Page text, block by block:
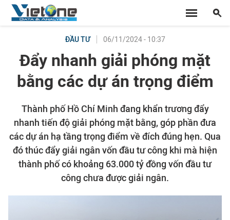
ĐẦU TƯ 06/11/2024 - 10:37
Đẩy nhanh giải phóng mặt
bằng các dự án trọng điểm
Thành phố Hồ Chí Minh đang khẩn trương đẩy
nhanh tiến độ giải phóng mặt bằng, góp phần đưa
các dự án hạ tầng trọng điểm về đích đúng hẹn. Qua
đó thúc đẩy giải ngân vốn đầu tư công khi mà hiện
thành phố có khoảng 63.000 tỷ đồng vốn đầu tư
công chưa được giải ngân.